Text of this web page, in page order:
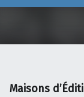
Maisons